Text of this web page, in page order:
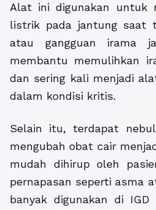
Alat ini digunakan untuk
listrik pada jantung saat
atau gangguan irama
membantu memulihkan
dan sering kali menjadi
dalam kondisi kritis.
Selain itu, terdapat
mengubah obat cair
mudah dihirup oleh
pernapasan seperti asma
banyak digunakan di